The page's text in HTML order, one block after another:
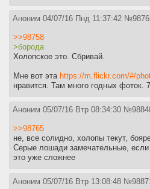
Аноним 04/07/16 Пнд 11:37:42 №
>>98758
>борода
Холопское это. Сбривай.
Мне вот эта https://m.flickr.com/#/
нравится. Там много годных фоток.
Аноним 05/07/16 Втр 08:34:30 №
>>98765
не, все солидно, холопы текут,
Серые лошади замечательные,
это уже сложнее
Аноним 05/07/16 Втр 13:08:48 №